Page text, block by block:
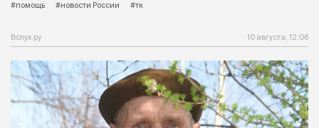
#помощь
#новости России #тк
Вслух.ру 10 августа, 12:06